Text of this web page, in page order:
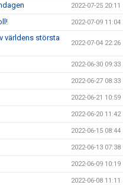
2022-07-25 20:11
2022-07-09 11:04
världens största
2022-07-04 22:26
2022-06-30 09:33
2022-06-27 08:33
2022-06-21 10:59
2022-06-20 11:42
2022-06-15 08:44
2022-06-13 07:38
2022-06-09 10:19
2022-06-08 11:11